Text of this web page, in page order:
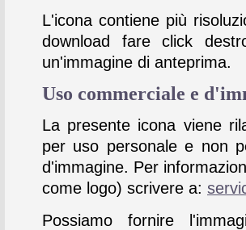
L'icona contiene più
download fare click
un'immagine di anteprima.
Uso commerciale e
La presente icona viene
per uso personale e non
d'immagine. Per
come logo) scrivere a:
Possiamo fornire